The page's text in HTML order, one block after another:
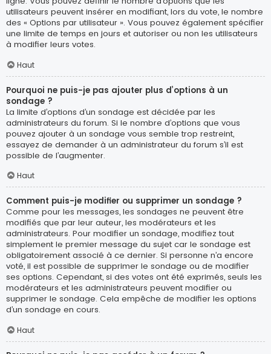
utilisateurs peuvent insérer en modifiant, lors du vote, le nombre
des « Options par utilisateur ». Vous pouvez également spécifier
une limite de temps en jours et autoriser ou non les utilisateurs
à modifier leurs votes.
Haut
Pourquoi ne puis-je pas ajouter plus d’options à un
sondage ?
La limite d’options d’un sondage est décidée par les
administrateurs du forum. Si le nombre d’options que vous
pouvez ajouter à un sondage vous semble trop restreint,
essayez de demander à un administrateur du forum s’il est
possible de l’augmenter.
Haut
Comment puis-je modifier ou supprimer un sondage ?
Comme pour les messages, les sondages ne peuvent être
modifiés que par leur auteur, les modérateurs et les
administrateurs. Pour modifier un sondage, modifiez tout
simplement le premier message du sujet car le sondage est
obligatoirement associé à ce dernier. Si personne n’a encore
voté, il est possible de supprimer le sondage ou de modifier
ses options. Cependant, si des votes ont été exprimés, seuls les
modérateurs et les administrateurs peuvent modifier ou
supprimer le sondage. Cela empêche de modifier les options
d’un sondage en cours.
Haut